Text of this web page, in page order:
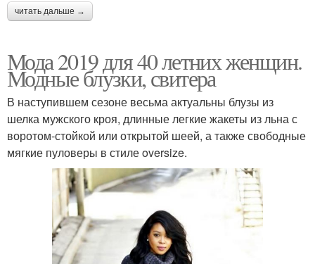
читать дальше →
Мода 2019 для 40 летних женщин.
Модные блузки, свитера
В наступившем сезоне весьма актуальны блузы из
шелка мужского кроя, длинные легкие жакеты из льна с
воротом-стойкой или открытой шеей, а также свободные
мягкие пуловеры в стиле oversize.